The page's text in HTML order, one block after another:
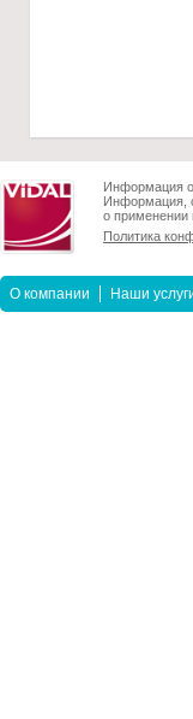
Информация о
Информация,
о применении
Политика
О компании Наши